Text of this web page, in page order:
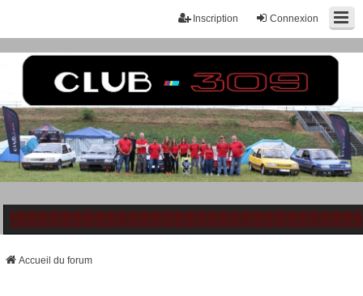
Connexion
Inscription
Accueil du forum